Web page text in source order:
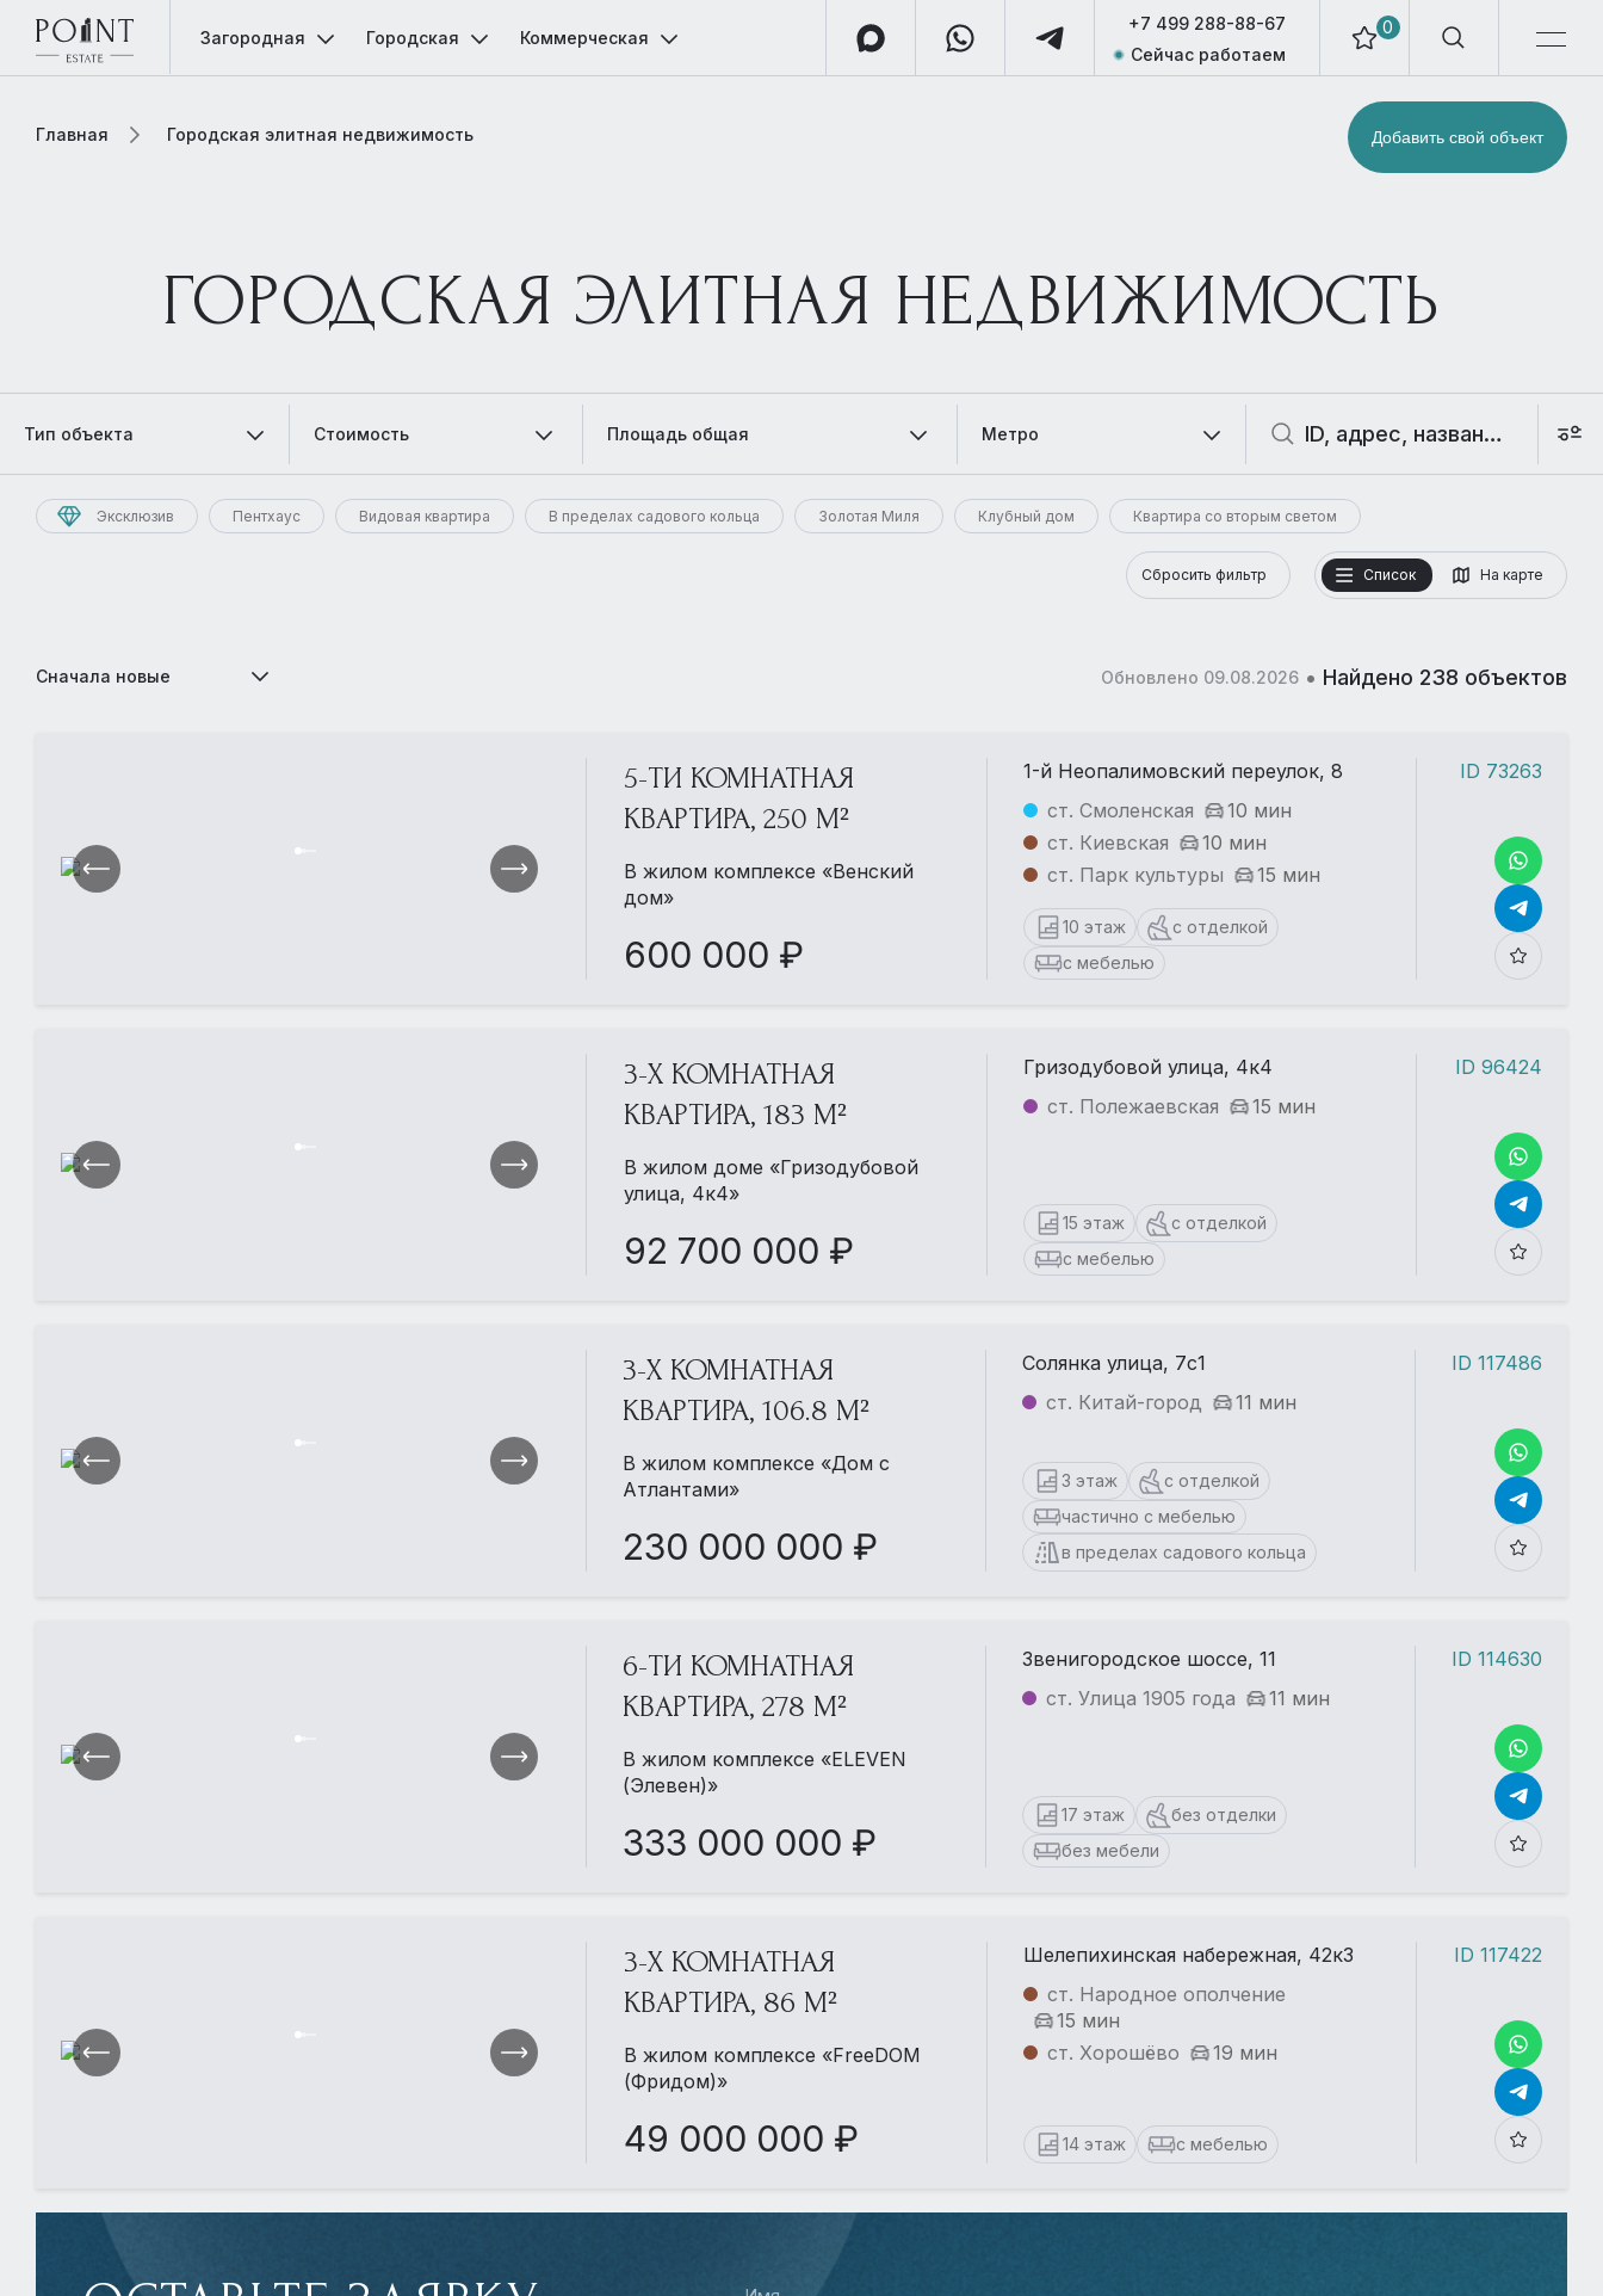
0
+7 499 288-88-67
Сейчас работаем
Загородная Городская Коммерческая
Главная Городская элитная недвижимость Добавить свой объект
ГОРОДСКАЯ ЭЛИТНАЯ НЕДВИЖИМОСТЬ
Тип объекта Стоимость Площадь общая Метро
Эксклюзив Пентхаус Видовая квартира В пределах садового кольца Золотая Миля Клубный дом Квартира со вторым светом
Список На карте
Сбросить фильтр
Сначала новые Обновлено 09.08.2026 • Найдено 238 объектов
5-ТИ КОМНАТНАЯ
КВАРТИРА, 250 М²
В жилом комплексе «Венский
дом»
600 000 ₽
1-й Неопалимовский переулок, 8
ст. Смоленская
10 мин
ст. Киевская
10 мин
ст. Парк культуры
15 мин
10 этаж
с отделкой
с мебелью
ID 73263
3-Х КОМНАТНАЯ
КВАРТИРА, 183 М²
В жилом доме «Гризодубовой
улица, 4к4»
92 700 000 ₽
Гризодубовой улица, 4к4
ст. Полежаевская
15 мин
15 этаж
с отделкой
с мебелью
ID 96424
3-Х КОМНАТНАЯ
КВАРТИРА, 106.8 М²
В жилом комплексе «Дом с
Атлантами»
230 000 000 ₽
Солянка улица, 7с1
ст. Китай-город
11 мин
3 этаж
с отделкой
частично с мебелью
в пределах садового кольца
ID 117486
6-ТИ КОМНАТНАЯ
КВАРТИРА, 278 М²
В жилом комплексе «ELEVEN
(Элевен)»
333 000 000 ₽
Звенигородское шоссе, 11
ст. Улица 1905 года
11 мин
17 этаж
без отделки
без мебели
ID 114630
3-Х КОМНАТНАЯ
КВАРТИРА, 86 М²
В жилом комплексе «FreeDOM
(Фридом)»
49 000 000 ₽
Шелепихинская набережная, 42к3
ст. Народное ополчение
15 мин
ст. Хорошёво
19 мин
14 этаж с мебелью
ID 117422